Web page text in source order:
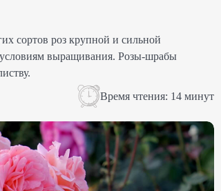
сортов роз крупной и сильной
условиям выращивания. Розы-шрабы
Время чтения: 14 минут